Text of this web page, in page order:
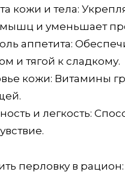
кожи и тела:
мышц и уменьшает
аппетита:
и тягой к сладкому.
кожи: Витамины
и легкость:
перловку в рацион: